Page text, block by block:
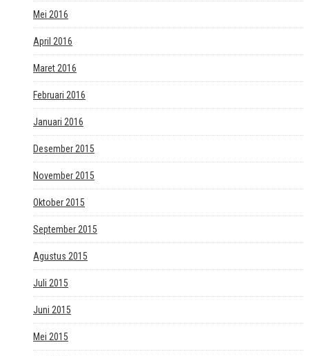
Mei 2016
April 2016
Maret 2016
Februari 2016
Januari 2016
Desember 2015
November 2015
Oktober 2015
September 2015
Agustus 2015
Juli 2015
Juni 2015
Mei 2015